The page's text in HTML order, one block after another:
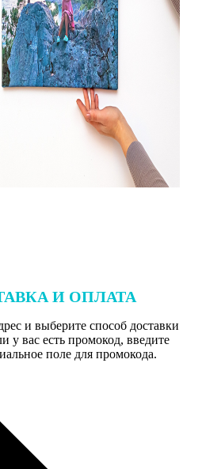
И ОПЛАТА
и выберите способ доставки
у вас есть промокод, введите
поле для промокода.